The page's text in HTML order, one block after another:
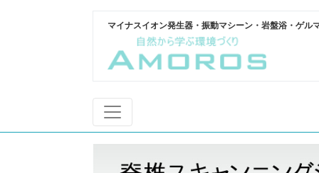
マイナスイオン発生器・振動マシーン・岩盤浴・ゲル